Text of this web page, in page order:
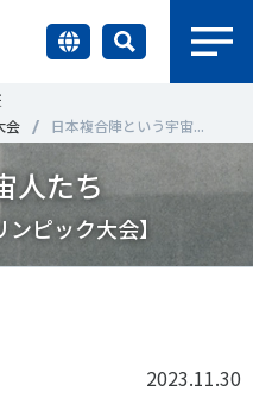
紹介
研究
＃部活動
本人の身体活動と健康寿命
会
日本複合陣という宇宙...
人たち
ピック大会】
2023.11.30